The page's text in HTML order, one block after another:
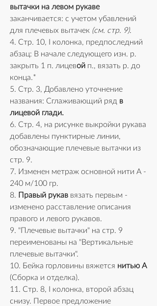
вытачки на левом рукаве
заканчивается: с учетом убавлений
для плечевых вытачек (см. стр. 9).
4. Стр. 10, I колонка, предпоследний
абзац: В начале следующего изн. р.
закрыть 1 п. лицевой п., вязать р. до
конца.*
5. Стр. 3, Добавлено уточнение
названия: Сглаживающий ряд в
лицевой глади.
6. Стр. 4, на рисунке выкройки рукава
добавлены пунктирные линии,
обозначающие плечевые вытачки из
стр. 9.
7. Изменен метраж основной нити А -
240 м/100 гр.
8. Правый рукав вязать первым -
изменено расставление описания
правого и левого рукавов.
9. "Плечевые вытачки" на стр. 9
переименованы на "Вертикальные
плечевые вытачки".
10. Бейка горловины вяжется
нитью А
(Сборка и отделка).
11. Стр. 8, I колонка, второй абзац
снизу. Первое предложение